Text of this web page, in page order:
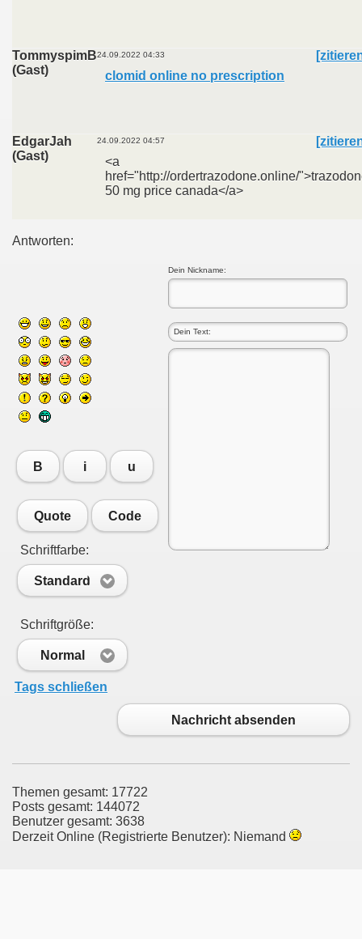
TommyspimB
(Gast)
24.09.2022 04:33
clomid online no prescription
EdgarJah
(Gast)
24.09.2022 04:57
<a
href="http://ordertrazodone.online/
50 mg price canada</a>
Antworten:
Dein Nickname:
B i u
Quote Code
Schriftfarbe:
Standard
Schriftgröße:
Normal
Tags schließen
Nachricht absenden
Themen gesamt: 17722
Posts gesamt: 144072
Benutzer gesamt: 3638
Derzeit Online (Registrierte Benutzer): Niemand